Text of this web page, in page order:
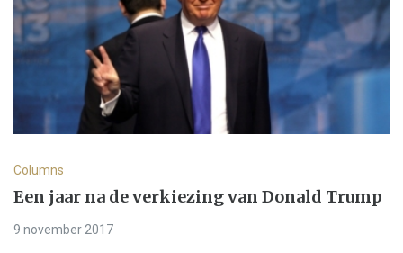
Columns
Een jaar na de verkiezing van Donald Trump
9 november 2017